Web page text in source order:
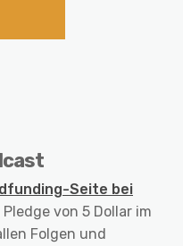
Seite bei
von 5 Dollar im
Folgen und